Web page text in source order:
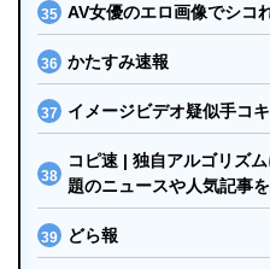
AV女優のエロ画像でシコ
かたすみ速報
イメージビデオ疑似手コ
コピ速 | 独自アルゴリズ
題のニュースや人気記事
どら報